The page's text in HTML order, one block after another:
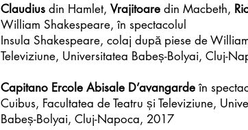
Claudius din Hamlet, Vrajitoare din Macbeth,
William Shakespeare, în spectacolul
Insula Shakespeare, colaj după piese de
Televiziune, Universitatea Babeș-Bolyai, Cluj-
Capitano Ercole Abisale D’avangardeîn
Cuibus, Facultatea de Teatru și Televiziune,
Babeș-Bolyai, Cluj-Napoca, 2017